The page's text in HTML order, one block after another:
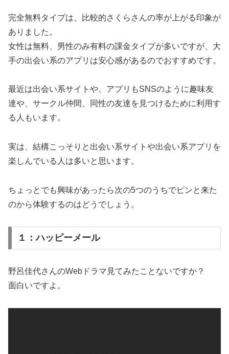
完全無料タイプは、比較的さくらさんの率が上がる印象が
ありました。
女性は無料、男性のみ有料の課金タイプが多いですが、大
手の出会い系のアプリは安心感があるのでおすすめです。
最近は出会い系サイトや、アプリもSNSのように趣味友
達や、サークル仲間、同性の友達を見つけるために利用す
る人もいます。
実は、結構こっそりと出会い系サイトや出会い系アプリを
楽しんでいる人は多いと思います。
ちょっとでも興味があったら次の5つのうちでピンと来た
のから体験するのはどうでしょう。
１：ハッピーメール
野呂佳代さんのWebドラマ見てみたことないですか？
面白いですよ。